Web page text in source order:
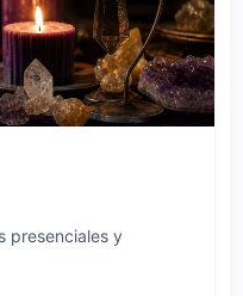
presenciales y